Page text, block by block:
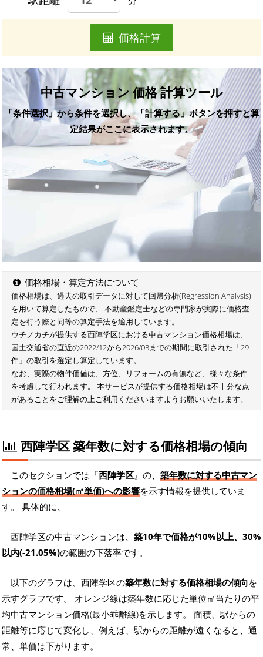
価格計算
中古マンション 価格 計算ツール
「条件選択」から条件を選択し、「計算する」ボタンを押すと算
定結果がここに表示されます。
価格相場・算定方法について
価格相場は、過去の取引データに対して回帰分析(Regression Analysis)
を用いて算定したもので、 不動産鑑定士などの専門家が実際に価格査
定を行う際と同等の算定手法を適用しています。
ウチノカチが提供する西陣学区における中古マンション価格相場は、
国土交通省の直近の2022/12から2026/03までの期間に取引された「29
件」の取引を選定し算定しています。
なお、実際の物件価値は、方位、リフォームの有無など、様々な条件
を考慮して行われます。 本サービスが提供する価格相場は不十分な点
があることをご理解の上ご利用くださいますようお願いいたします。
西陣学区 築年数に対する価格相場の傾向
このセクションでは『西陣学区』の、 築年数に対する中古マン
ションの価格相場(㎡単価)への影響を示す情報を提供していま
す。 具体的に、
西陣学区の中古マンションは、 築10年で価格が10%以上、30%
以内(-21.05%)の範囲の下落率です。
以下のグラフは、西陣学区の築年数に対する価格相場の傾向を
示すグラフです。 オレンジ線は築年数に応じた単位㎡当たりの平
均中古マンション価格(最小乖離線)を示します。 面積、駅からの
距離等に応じて変化し、例えば、駅からの距離が遠くなると、通
常、単価は下がります。